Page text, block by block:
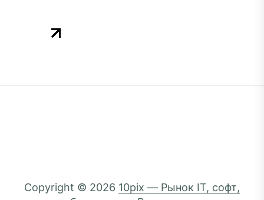
Copyright © 2026 10pix — Рынок IT, софт,